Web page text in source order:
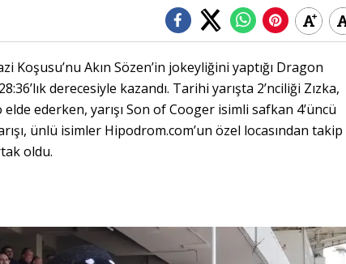
Koşusu’nu Akın Sözen’in jokeyliğini yaptığı Dragon
derecesiyle kazandı. Tarihi yarışta 2’nciliği Zızka,
ederken, yarışı Son of Cooger isimli safkan 4’üncü
ünlü isimler Hipodrom.com’un özel locasından takip
oldu.